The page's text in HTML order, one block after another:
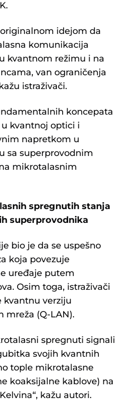
idejom da
komunikacija
kvantnom režimu i na
van ograničenja
istraživači.
koncepata
kvantnoj optici i
napretkom u
sa superprovodnim
mikrotalasnim
spregnutih stanja
superprovodnika
bio je da se uspešno
koja povezuje
uređaje putem
Osim toga, istraživači
kvantnu verziju
mreža (Q-LAN).
spregnuti signali
svojih kvantnih
tople mikrotalasne
koaksijalne kablove) na
kažu autori.